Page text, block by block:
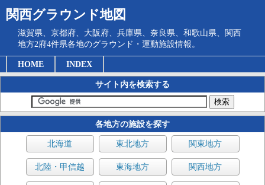
関西グラウンド地図
滋賀県、京都府、大阪府、兵庫県、奈良県、和歌山県、関西
地方2府4件県各地のグラウンド・運動施設情報。
HOME INDEX
サイト内を検索する
各地方の施設を探す
北海道 東北地方 関東地方
北陸・甲信越 東海地方 関西地方